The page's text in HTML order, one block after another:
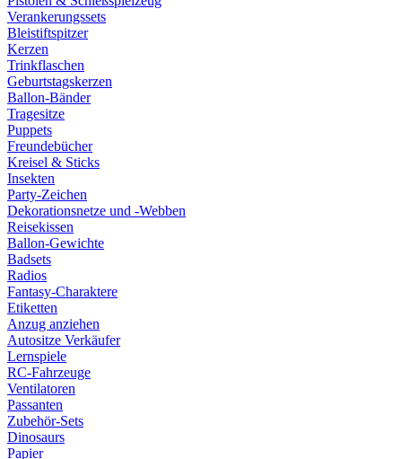
Verankerungssets
Bleistiftspitzer
Kerzen
Trinkflaschen
Geburtstagskerzen
Ballon-Bänder
Tragesitze
Puppets
Freundebücher
Kreisel & Sticks
Insekten
Party-Zeichen
Dekorationsnetze und -Webben
Reisekissen
Ballon-Gewichte
Badsets
Radios
Fantasy-Charaktere
Etiketten
Anzug anziehen
Autositze Verkäufer
Lernspiele
RC-Fahrzeuge
Ventilatoren
Passanten
Zubehör-Sets
Dinosaurs
Papier